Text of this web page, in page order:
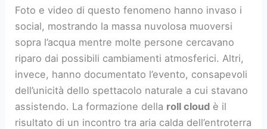
Foto e video di questo fenomeno hanno invaso i
social, mostrando la massa nuvolosa muoversi
sopra l’acqua mentre molte persone cercavano
riparo dai possibili cambiamenti atmosferici. Altri,
invece, hanno documentato l’evento, consapevoli
dell’unicità dello spettacolo naturale a cui stavano
assistendo. La formazione della roll cloud è il
risultato di un incontro tra aria calda dell’entroterra